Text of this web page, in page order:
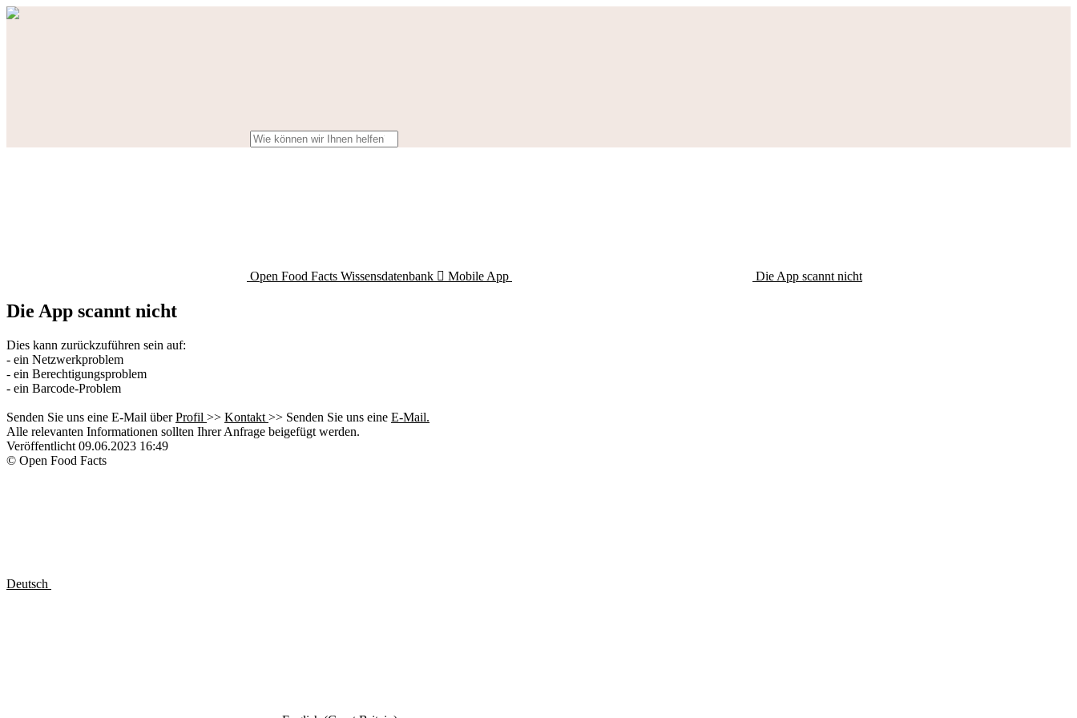
Open Food Facts Wissensdatenbank  Mobile App Die App scannt nicht
Die App scannt nicht
Dies kann zurückzuführen sein auf:
- ein Netzwerkproblem
- ein Berechtigungsproblem
- ein Barcode-Problem
Senden Sie uns eine E-Mail überProfil >> Kontakt >> Senden Sie uns eine E-Mail.
Alle relevanten Informationen sollten Ihrer Anfrage beigefügt werden.
Veröffentlicht 09.06.2023 16:49
© Open Food Facts
Deutsch